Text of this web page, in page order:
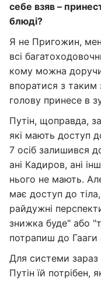
себе взяв –
блюді?
Я не Пригожин,
всі
кому можна
впоратися з
голову принесе в
Путін, щоправда,
які мають доступ
7 осіб залишився
ані Кадиров, ані
нього не мають.
має доступ до
райдужні
знижка буде" або
потрапиш до Гааги
Для системи
Путін їй потрібен,